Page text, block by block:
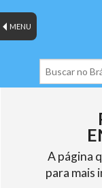
MENU
A página
para mais